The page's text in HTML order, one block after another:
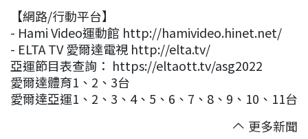
【網路/行動平台】
- Hami Video運動館 http://hamivideo.hinet.net/
- ELTA TV 愛爾達電視 http://elta.tv/
亞運節目表查詢： https://eltaott.tv/asg2022
愛爾達體育1、2、3台
愛爾達亞運1、2、3、4、5、6、7、8、9、10、11台
更多新聞